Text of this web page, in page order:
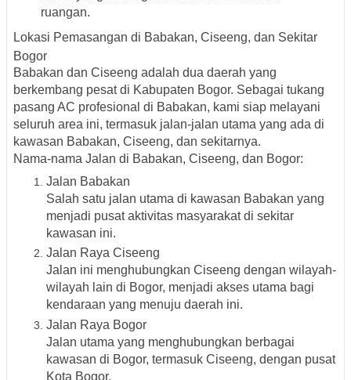
ruangan.
Lokasi Pemasangan di Babakan, Ciseeng, dan Sekitar
Bogor
Babakan dan Ciseeng adalah dua daerah yang
berkembang pesat di Kabupaten Bogor. Sebagai tukang
pasang AC profesional di Babakan, kami siap melayani
seluruh area ini, termasuk jalan-jalan utama yang ada di
kawasan Babakan, Ciseeng, dan sekitarnya.
Nama-nama Jalan di Babakan, Ciseeng, dan Bogor:
Jalan Babakan
Salah satu jalan utama di kawasan Babakan yang
menjadi pusat aktivitas masyarakat di sekitar
kawasan ini.
Jalan Raya Ciseeng
Jalan ini menghubungkan Ciseeng dengan wilayah-
wilayah lain di Bogor, menjadi akses utama bagi
kendaraan yang menuju daerah ini.
Jalan Raya Bogor
Jalan utama yang menghubungkan berbagai
kawasan di Bogor, termasuk Ciseeng, dengan pusat
Kota Bogor.